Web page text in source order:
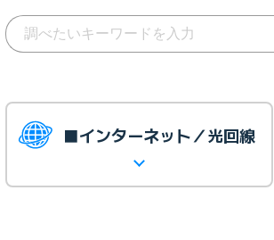
■インターネット／光回線